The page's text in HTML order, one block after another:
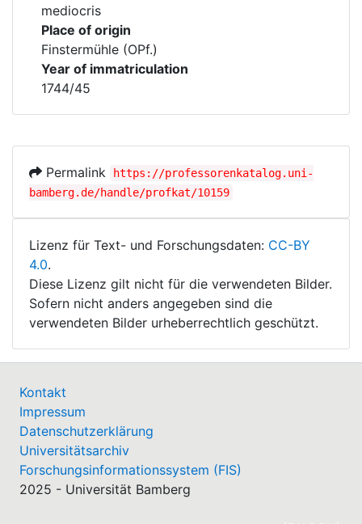
mediocris
Place of origin
Finstermühle (OPf.)
Year of immatriculation
1744/45
Permalink
https://professorenkatalog.uni-
bamberg.de/handle/profkat/10159
Lizenz für Text- und Forschungsdaten: CC-BY
4.0.
Diese Lizenz gilt nicht für die verwendeten Bilder.
Sofern nicht anders angegeben sind die
verwendeten Bilder urheberrechtlich geschützt.
Kontakt
Impressum
Datenschutzerklärung
Universitätsarchiv
Forschungsinformationssystem (FIS)
2025 - Universität Bamberg